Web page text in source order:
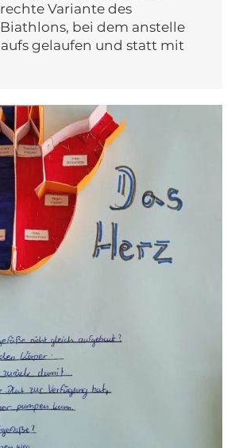
Variante des
bei dem anstelle
gelaufen und statt mit